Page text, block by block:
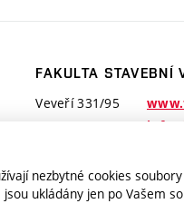
FAKULTA STAVEBNÍ
Veveří 331/95
nezbytné cookies
ukládány jen po Vašem